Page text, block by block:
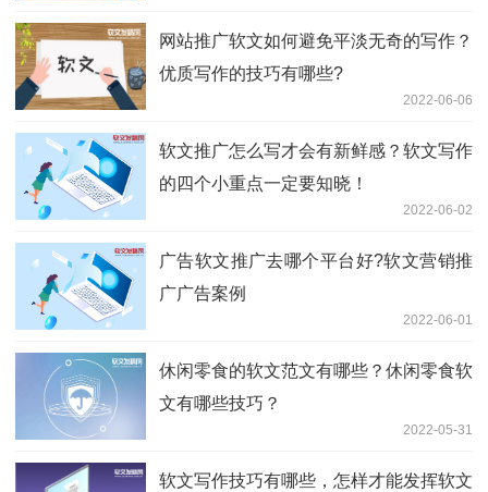
网站推广软文如何避免平淡无奇的写作？
优质写作的技巧有哪些?
2022-06-06
软文推广怎么写才会有新鲜感？软文写作
的四个小重点一定要知晓！
2022-06-02
广告软文推广去哪个平台好?软文营销推
广广告案例
2022-06-01
休闲零食的软文范文有哪些？休闲零食软
文有哪些技巧？
2022-05-31
软文写作技巧有哪些，怎样才能发挥软文